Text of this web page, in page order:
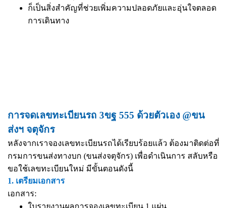
ก็เป็นสิ่งสำคัญที่ช่วยเพิ่มความปลอดภัยและอุ่นใจตลอด
การเดินทาง
การจดเลขทะเบียนรถ 3ขฐ 555 ด้วยตัวเอง @ขน
ส่งฯ จตุจักร
หลังจากเราจองเลขทะเบียนรถได้เรียบร้อยแล้ว ต้องมาติดต่อที่
กรมการขนส่งทางบก (ขนส่งจตุจักร) เพื่อดำเนินการ สลับหรือ
ขอใช้เลขทะเบียนใหม่ มีขั้นตอนดังนี้
1. เตรียมเอกสาร
เอกสาร:
ใบรายงานผลการจองเลขทะเบียน 1 แผ่น